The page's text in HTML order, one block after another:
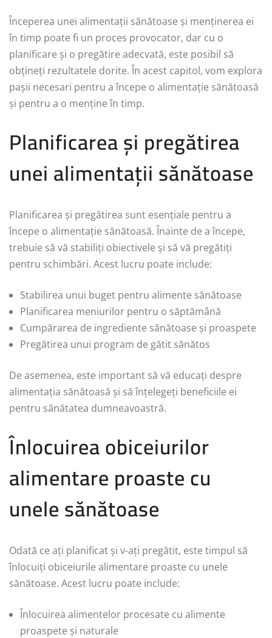
Începerea unei alimentații sănătoase și menținerea ei
în timp poate fi un proces provocator, dar cu o
planificare și o pregătire adecvată, este posibil să
obțineți rezultatele dorite. În acest capitol, vom explora
pașii necesari pentru a începe o alimentație sănătoasă
și pentru a o menține în timp.
Planificarea și pregătirea
unei alimentații sănătoase
Planificarea și pregătirea sunt esențiale pentru a
începe o alimentație sănătoasă. Înainte de a începe,
trebuie să vă stabiliți obiectivele și să vă pregătiți
pentru schimbări. Acest lucru poate include:
Stabilirea unui buget pentru alimente sănătoase
Planificarea meniurilor pentru o săptămână
Cumpărarea de ingrediente sănătoase și proaspete
Pregătirea unui program de gătit sănătos
De asemenea, este important să vă educați despre
alimentația sănătoasă și să înțelegeți beneficiile ei
pentru sănătatea dumneavoastră.
Înlocuirea obiceiurilor
alimentare proaste cu
unele sănătoase
Odată ce ați planificat și v-ați pregătit, este timpul să
înlocuiți obiceiurile alimentare proaste cu unele
sănătoase. Acest lucru poate include:
Înlocuirea alimentelor procesate cu alimente
proaspete și naturale